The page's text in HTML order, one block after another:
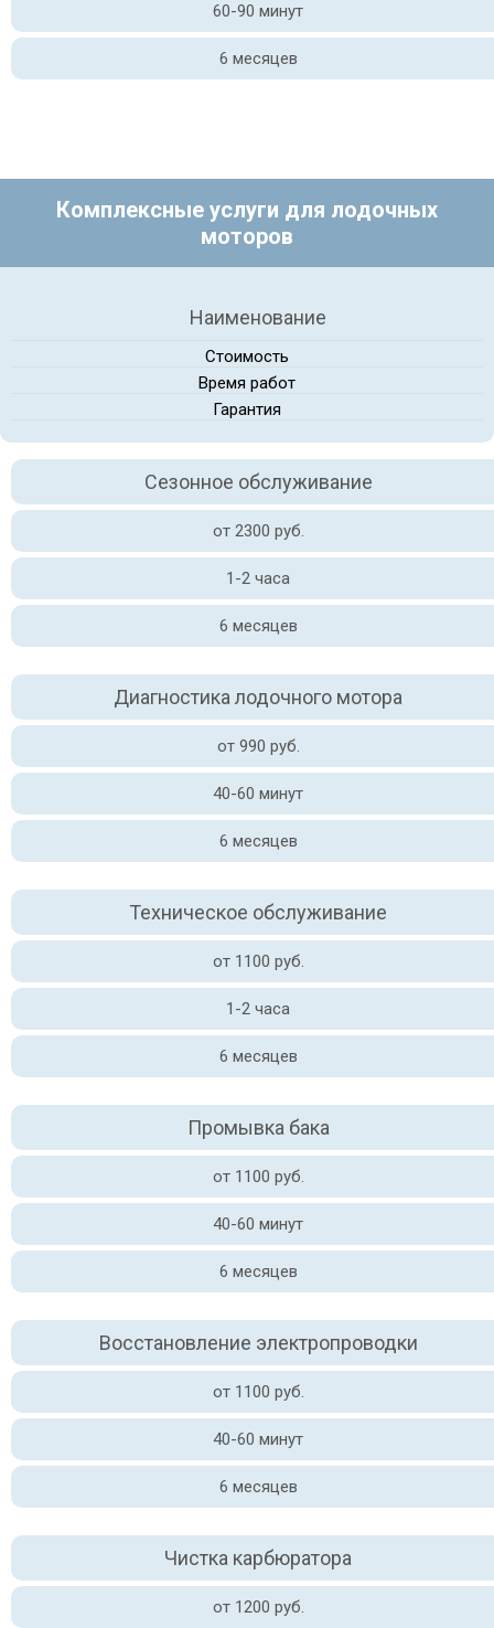
60-90 минут
6 месяцев
Комплексные услуги для лодочных
моторов
Наименование
Стоимость
Время работ
Гарантия
Сезонное обслуживание
от 2300 руб.
1-2 часа
6 месяцев
Диагностика лодочного мотора
от 990 руб.
40-60 минут
6 месяцев
Техническое обслуживание
от 1100 руб.
1-2 часа
6 месяцев
Промывка бака
от 1100 руб.
40-60 минут
6 месяцев
Восстановление электропроводки
от 1100 руб.
40-60 минут
6 месяцев
Чистка карбюратора
от 1200 руб.